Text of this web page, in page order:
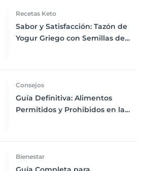
Recetas Keto
Sabor y Satisfacción: Tazón de
Yogur Griego con Semillas de
Consejos
Guía Definitiva: Alimentos
Permitidos y Prohibidos en la
Bienestar